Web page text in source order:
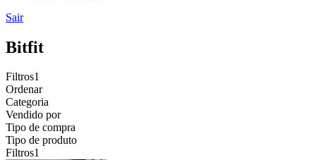
Sair
Bitfit
Filtros1
Ordenar
Categoria
Vendido por
Tipo de compra
Tipo de produto
Filtros1